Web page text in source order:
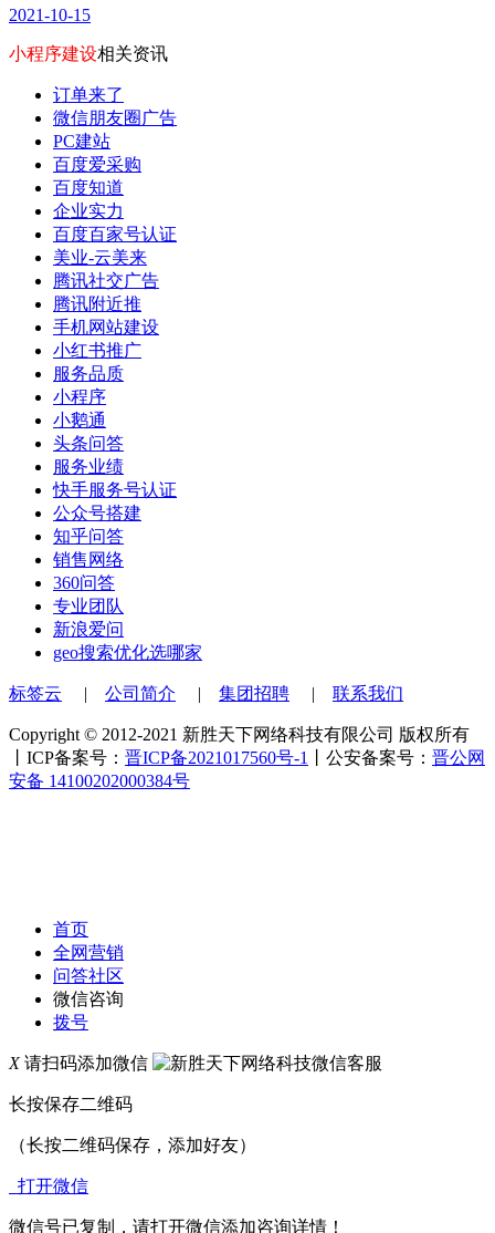
2021-10-15
小程序建设相关资讯
订单来了
微信朋友圈广告
PC建站
百度爱采购
百度知道
企业实力
百度百家号认证
美业-云美来
腾讯社交广告
腾讯附近推
手机网站建设
小红书推广
服务品质
小程序
小鹅通
头条问答
服务业绩
快手服务号认证
公众号搭建
知乎问答
销售网络
360问答
专业团队
新浪爱问
geo搜索优化选哪家
标签云 | 公司简介 | 集团招聘 | 联系我们
Copyright © 2012-2021 新胜天下网络科技有限公司 版权所有
丨ICP备案号： 晋ICP备2021017560号-1 丨公安备案号： 晋公网
安备 14100202000384号
首页
全网营销
问答社区
微信咨询
拨号
X请扫码添加微信
长按保存二维码
（长按二维码保存，添加好友）
打开微信
微信号已复制，请打开微信添加咨询详情！